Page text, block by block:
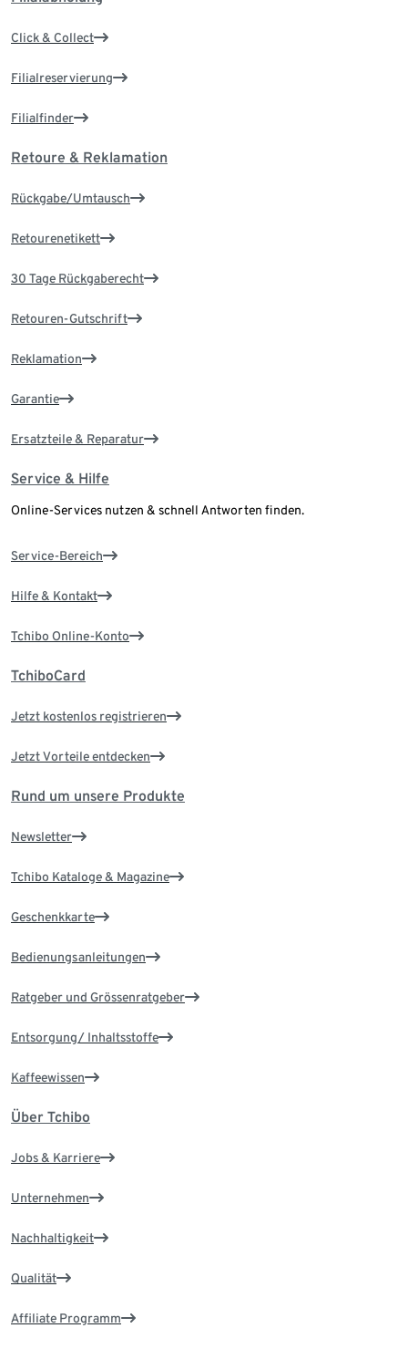
Click & Collect
Filialreservierung
Filialfinder
Retoure & Reklamation
Rückgabe/Umtausch
Retourenetikett
30 Tage Rückgaberecht
Retouren-Gutschrift
Reklamation
Garantie
Ersatzteile & Reparatur
Service & Hilfe
Online-Services nutzen & schnell Antworten finden.
Service-Bereich
Hilfe & Kontakt
Tchibo Online-Konto
TchiboCard
Jetzt kostenlos registrieren
Jetzt Vorteile entdecken
Rund um unsere Produkte
Newsletter
Tchibo Kataloge & Magazine
Geschenkkarte
Bedienungsanleitungen
Ratgeber und Grössenratgeber
Entsorgung/ Inhaltsstoffe
Kaffeewissen
Über Tchibo
Jobs & Karriere
Unternehmen
Nachhaltigkeit
Qualität
Affiliate Programm